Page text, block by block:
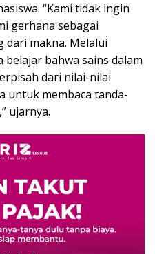
“Kami tidak ingin
gerhana sebagai
dari makna. Melalui
bahwa sains dalam
dari nilai-nilai
untuk membaca tanda-
ujarnya.